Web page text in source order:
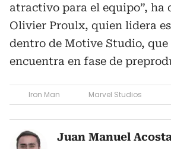
atractivo para el equipo”, ha
Olivier Proulx, quien lidera
dentro de Motive Studio, que
encuentra en fase de
Iron Man Marvel Studios
Juan Manuel